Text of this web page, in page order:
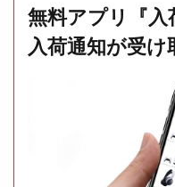
無料アプリ『
入荷通知が受け